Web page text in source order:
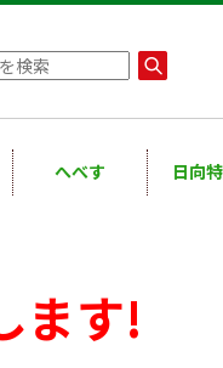
へべす 日向
ます!